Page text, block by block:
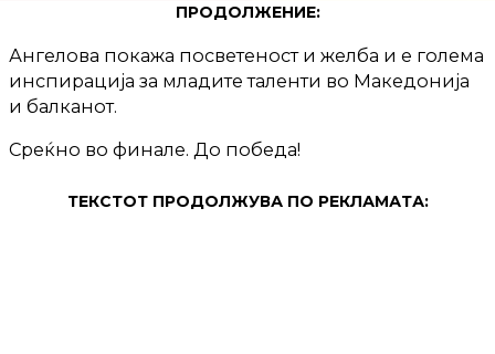
ПРОДОЛЖЕНИЕ:
Ангелова покажа посветеност и желба и е голема
инспирација за младите таленти во Македонија
и балканот.
Среќно во финале. До победа!
ТЕКСТОТ ПРОДОЛЖУВА ПО РЕКЛАМАТА: